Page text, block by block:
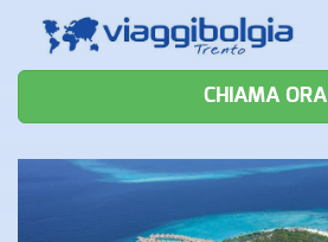
CHIAMA ORA